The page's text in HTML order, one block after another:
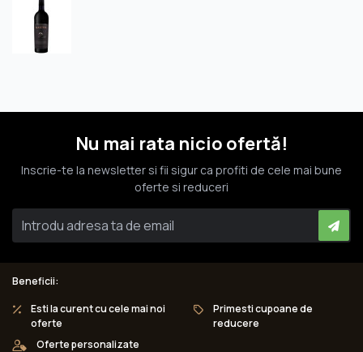
Nu mai rata nicio ofertă!
Inscrie-te la newsletter si fii sigur ca profiti de cele mai bune
oferte si reduceri
Beneficii:
Esti la curent cu cele mai noi
oferte
Primesti cupoane de
reducere
Oferte personalizate